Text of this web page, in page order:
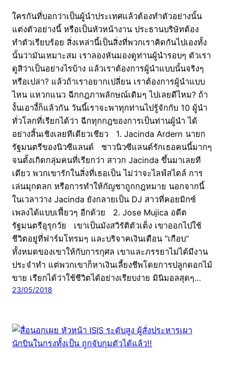
ใครกันที่บอกว่าเป็นผู้นำประเทศแล้วต้องทำตัวอย่างนั้น
แต่งตัวอย่างนี้ หรือเป็นหัวหน้างาน ประธานบริษัทต้อง
ทำตัวเรียบร้อย สิ่งเหล่านี้เป็นสิ่งที่พวกเราคิดกันไปเองทั้ง
นั้นว่ามันเหมาะสม เราลองหันมองดูท่านผู้นำรอบๆ ตัวเรา
ดูสิว่าเป็นอย่างไรบ้าง แล้วเราต้องการผู้นำแบบนั้นจริงๆ
หรือเปล่า? แล้วถ้าเราอยากเปลี่ยน เราต้องการผู้นำแบบ
ไหน แหวกแนว ฉีกกฎภาพลักษณ์เดิมๆ ไปเลยดีไหม? ถ้า
งั้นเอางี้ก็แล้วกัน วันนี้เราจะพาทุกท่านไปรู้จักกับ 10 ผู้นำ
ทั่วโลกที่เรียกได้ว่า ฉีกทุกกฎของการเป็นท่านผู้นำ ได้
อย่างสิ้นเชิงเลยทีเดียวเชียว 1. Jacinda Ardern นายก
รัฐมนตรีของนิวซีแลนด์ ชาวนิวซีแลนด์รักเธอคนนี้มากๆ
จนตั้งเกิดกลุ่มคนที่เรียกว่า สาวก Jacinda ขึ้นมาเลยที
เดียว พวกเขารักในสิ่งที่เธอเป็น ไม่ว่าจะไลฟ์สไตล์ การ
เล่นมุกตลก หรือการทำให้กัญชาถูกกฎหมาย นอกจากนี้
ในเวลาว่าง Jacinda ยังกลายเป็น DJ สาวที่คอยมิกซ์
เพลงได้แบบเฟี้ยวๆ อีกด้วย 2. Jose Mujica อดีต
รัฐมนตรีอุรุกวัย เขาเป็นมังสวิรัติตัวเต็ง เขาออกไปใช้
ชีวิตอยู่ที่ฟาร์มโทรมๆ และบริจาคเงินเดือน “เกือบ”
ทั้งหมดของเขาให้กับการกุศล เขาและภรรยาไม่ได้มีงาน
ประจำทำ แต่พวกเขาก็หาเงินเลี้ยงชีพโดยการปลูกดอกไม้
ขาย เรียกได้ว่าใช้ชีวิตได้อย่างเรียบง่าย มินิมอลสุดๆ…
23/05/2018